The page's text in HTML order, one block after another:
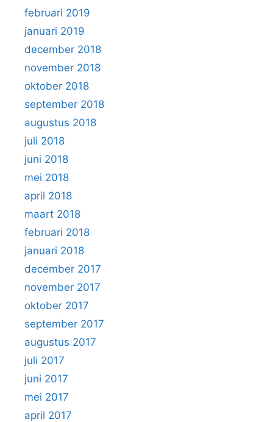
februari 2019
januari 2019
december 2018
november 2018
oktober 2018
september 2018
augustus 2018
juli 2018
juni 2018
mei 2018
april 2018
maart 2018
februari 2018
januari 2018
december 2017
november 2017
oktober 2017
september 2017
augustus 2017
juli 2017
juni 2017
mei 2017
april 2017